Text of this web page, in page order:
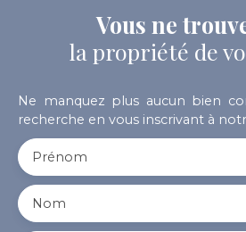
Vous ne
la propriété de
Ne manquez plus aucun bien
recherche en vous inscrivant à
Prénom
Nom